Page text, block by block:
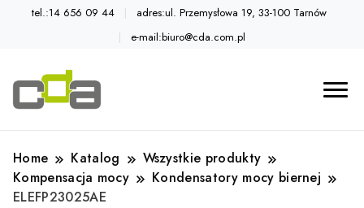
tel.:14 656 09 44
adres:ul. Przemysłowa 19, 33-100 Tarnów
e-mail:biuro@cda.com.pl
Home Katalog
Wszystkie produkty
Kompensacja mocy
Kondensatory mocy biernej
ELEFP23025AE